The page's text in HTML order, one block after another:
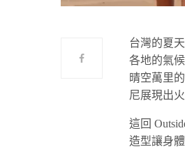
台灣的夏
各地的氣
晴空萬里
尼展現出
這回
造型讓身